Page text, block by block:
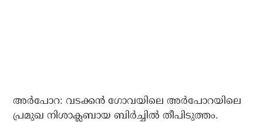
അര്‍പോറ: വടക്കന്‍ ഗോവയിലെ അര്‍പോറയിലെ
പ്രമുഖ നിശാക്ലബായ ബിര്‍ച്ചില്‍ തീപിടുത്തം.